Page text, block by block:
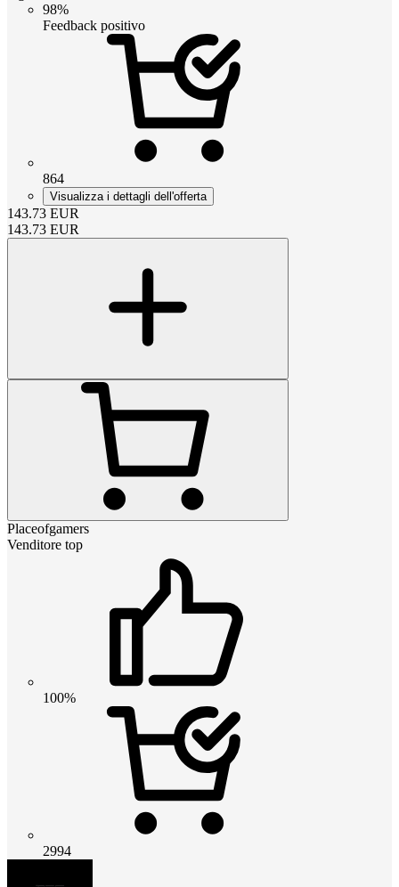
98%
Feedback positivo
864
Visualizza i dettagli dell'offerta
143.73 EUR
143.73 EUR
Placeofgamers
Venditore top
100%
2994